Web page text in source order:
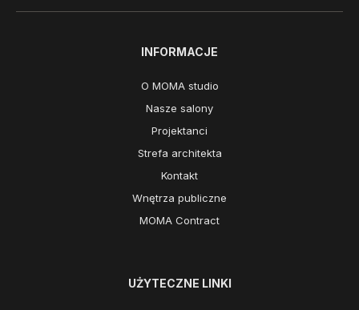
INFORMACJE
O MOMA studio
Nasze salony
Projektanci
Strefa architekta
Kontakt
Wnętrza publiczne
MOMA Contract
UŻYTECZNE LINKI